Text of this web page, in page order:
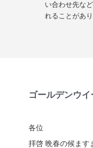
い合わせ先な
れることがあ
ゴールデンウ
各位
拝啓 晩春の候ます